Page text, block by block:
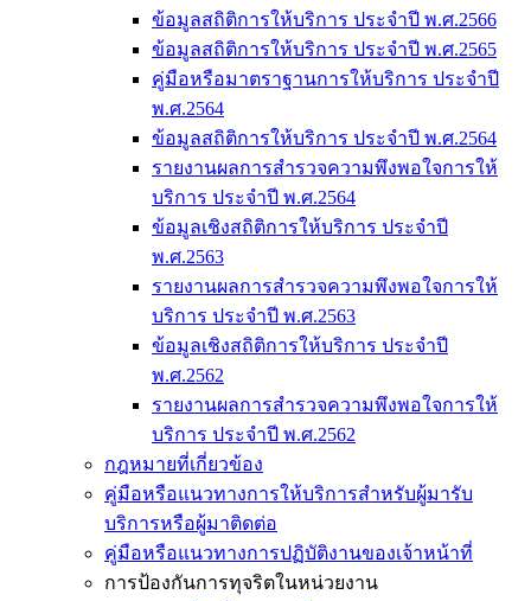
ข้อมูลสถิติการให้บริการ ประจำปี พ.ศ.2566
ข้อมูลสถิติการให้บริการ ประจำปี พ.ศ.2565
คู่มือหรือมาตราฐานการให้บริการ ประจำปี
พ.ศ.2564
ข้อมูลสถิติการให้บริการ ประจำปี พ.ศ.2564
รายงานผลการสำรวจความพึงพอใจการให้
บริการ ประจำปี พ.ศ.2564
ข้อมูลเชิงสถิติการให้บริการ ประจำปี
พ.ศ.2563
รายงานผลการสำรวจความพึงพอใจการให้
บริการ ประจำปี พ.ศ.2563
ข้อมูลเชิงสถิติการให้บริการ ประจำปี
พ.ศ.2562
รายงานผลการสำรวจความพึงพอใจการให้
บริการ ประจำปี พ.ศ.2562
กฎหมายที่เกี่ยวข้อง
คู่มือหรือแนวทางการให้บริการสำหรับผู้มารับ
บริการหรือผู้มาติดต่อ
คู่มือหรือแนวทางการปฏิบัติงานของเจ้าหน้าที่
การป้องกันการทุจริตในหน่วยงาน